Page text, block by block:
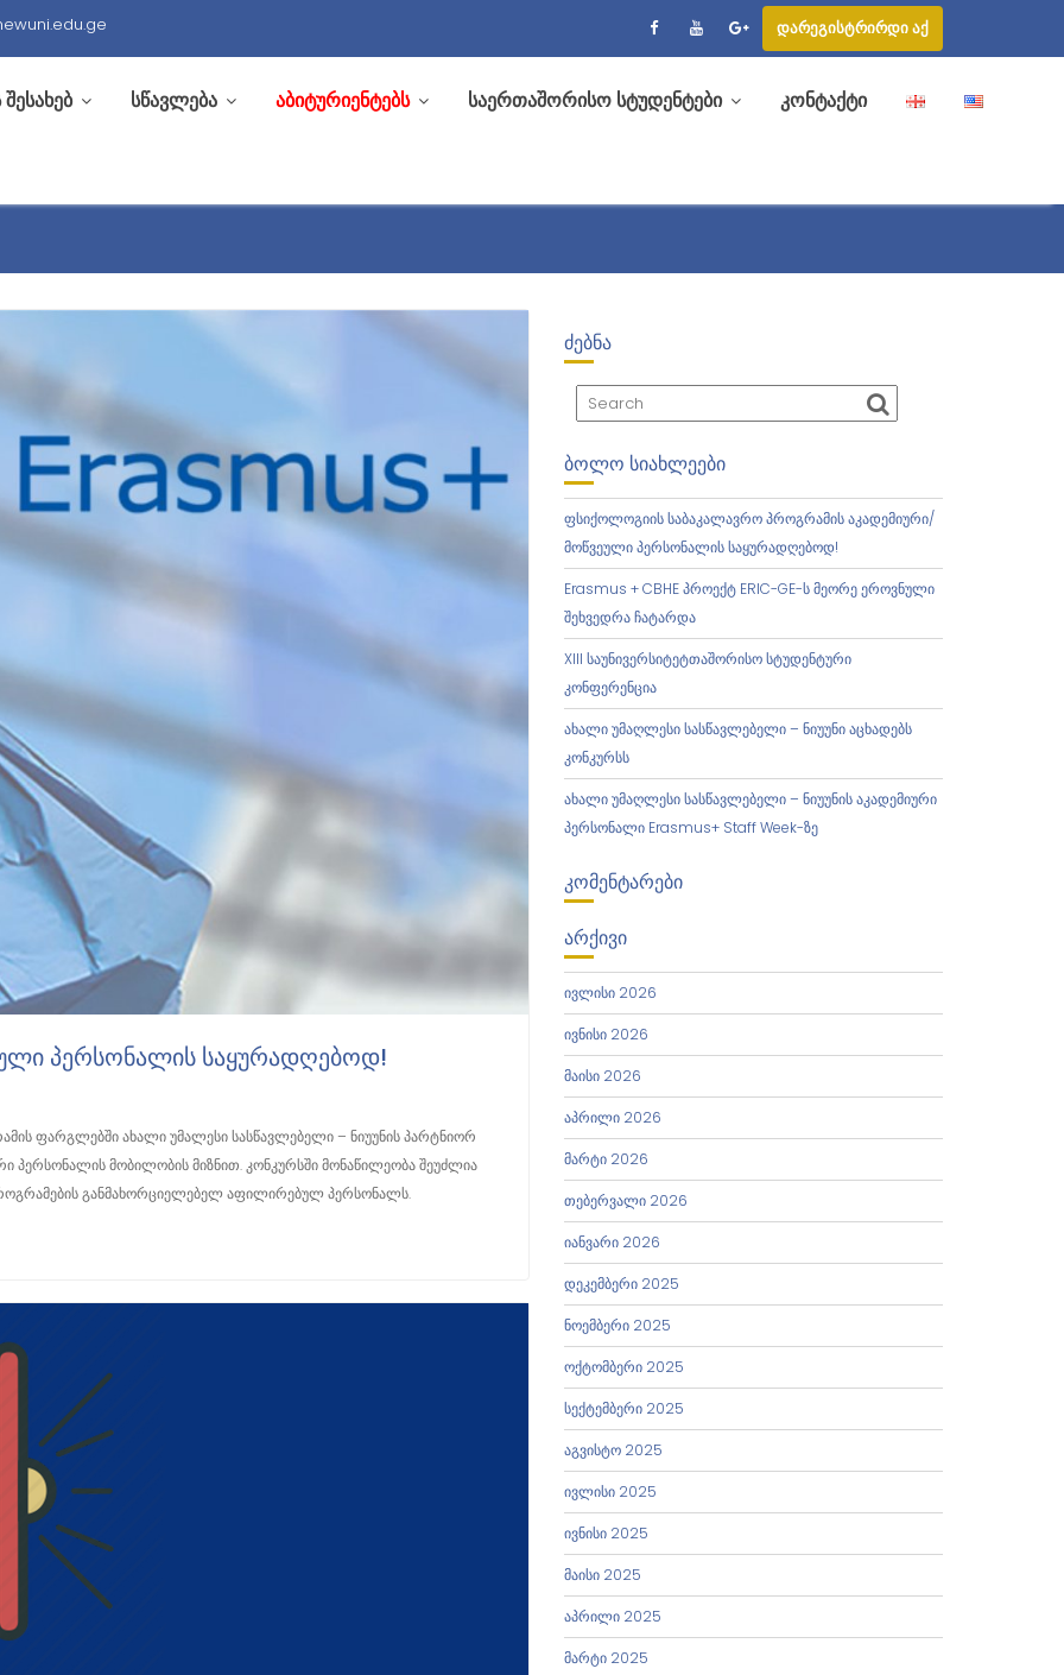
დარეგისტრირდი აქ
შესახებ სწავლება აბიტურიენტებს საერთაშორისო სტუდენტები კონტაქტი
ᲞᲔᲠᲡᲝᲜᲐᲚᲘᲡ ᲡᲐᲧᲣᲠᲐᲓᲦᲔᲑᲝᲓ!
ფარგლებში ახალი უმალესი სასწავლებელი – ნიუუნის პარტნიორ
პერსონალის მობილობის მიზნით. კონკურსში მონაწილეობა შეუძლია
განმახორციელებელ აფილირებულ პერსონალს.
ᲫᲔᲑᲜᲐ
ᲑᲝᲚᲝ ᲡᲘᲐᲮᲚᲔᲔᲑᲘ
ფსიქოლოგიის საბაკალავრო პროგრამის აკადემიური/
მოწვეული პერსონალის საყურადღებოდ!
Erasmus + CBHE პროექტ ERIC-GE-ს მეორე ეროვნული
შეხვედრა ჩატარდა
XIII საუნივერსიტეტთაშორისო სტუდენტური
კონფერენცია
ახალი უმაღლესი სასწავლებელი – ნიუუნი აცხადებს
კონკურსს
ახალი უმაღლესი სასწავლებელი – ნიუუნის აკადემიური
პერსონალი Erasmus+ Staff Week-ზე
ᲙᲝᲛᲔᲜᲢᲐᲠᲔᲑᲘ
ᲐᲠᲥᲘᲕᲘ
ივლისი 2026
ივნისი 2026
მაისი 2026
აპრილი 2026
მარტი 2026
თებერვალი 2026
იანვარი 2026
დეკემბერი 2025
ნოემბერი 2025
ოქტომბერი 2025
სექტემბერი 2025
აგვისტო 2025
ივლისი 2025
ივნისი 2025
მაისი 2025
აპრილი 2025
მარტი 2025